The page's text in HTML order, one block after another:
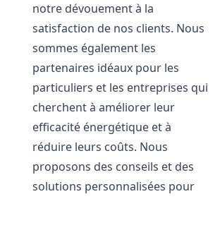
notre dévouement à la
satisfaction de nos clients. Nous
sommes également les
partenaires idéaux pour les
particuliers et les entreprises qui
cherchent à améliorer leur
efficacité énergétique et à
réduire leurs coûts. Nous
proposons des conseils et des
solutions personnalisées pour